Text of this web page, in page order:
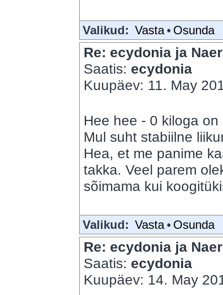
Valikud: Vasta • Osunda
Re: ecydonia ja
Saatis: ecydonia
Kuupäev: 11. May
Hee hee - 0 kiloga
Mul suht stabiilne
Hea, et me panime
takka. Veel parem
sõimama kui
Valikud: Vasta • Osunda
Re: ecydonia ja
Saatis: ecydonia
Kuupäev: 14. May